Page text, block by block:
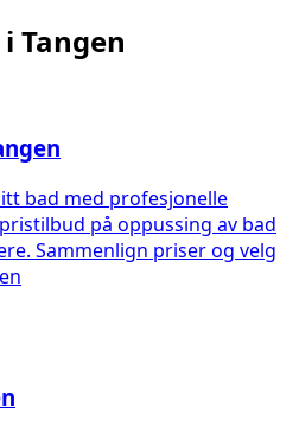
Tangen
bad med profesjonelle
på oppussing av bad
Sammenlign priser og velg